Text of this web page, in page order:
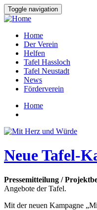
Direkt
zum
Toggle navigation
Hauptnavigation
Home
Der Verein
Helfen
Tafel Hassloch
Tafel Neustadt
News
Förderverein
Breadcrumb
Home
Neue Tafel-
Pressemitteilung /
Angebote der Tafel.
Mit der neuen Kampagne